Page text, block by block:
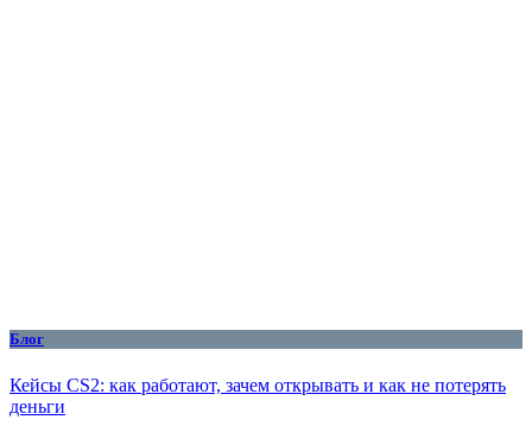
Блог
Кейсы CS2: как работают, зачем открывать и как не потерять
деньги